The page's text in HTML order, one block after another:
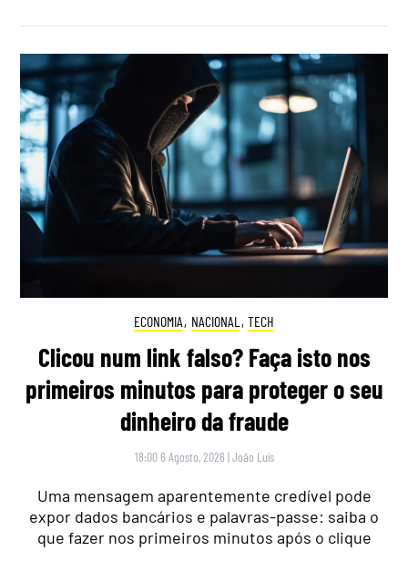
ECONOMIA, NACIONAL , TECH
Clicou num link falso? Faça isto nos
primeiros minutos para proteger o seu
dinheiro da fraude
18:00 6 Agosto, 2026 |João Luís
Uma mensagem aparentemente credível pode
expor dados bancários e palavras-passe: saiba o
que fazer nos primeiros minutos após o clique